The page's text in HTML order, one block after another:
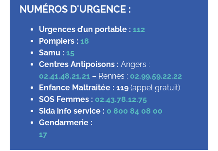
NUMÉROS D'URGENCE :
Urgences d’un portable : 112
Pompiers : 18
Samu : 15
Centres Antipoisons : Angers :
02.41.48.21.21 – Rennes : 02.99.59.22.22
Enfance Maltraitée : 119 (appel gratuit)
SOS Femmes : 02.43.78.12.75
Sida info service : 0 800 84 08 00
Gendarmerie :
17